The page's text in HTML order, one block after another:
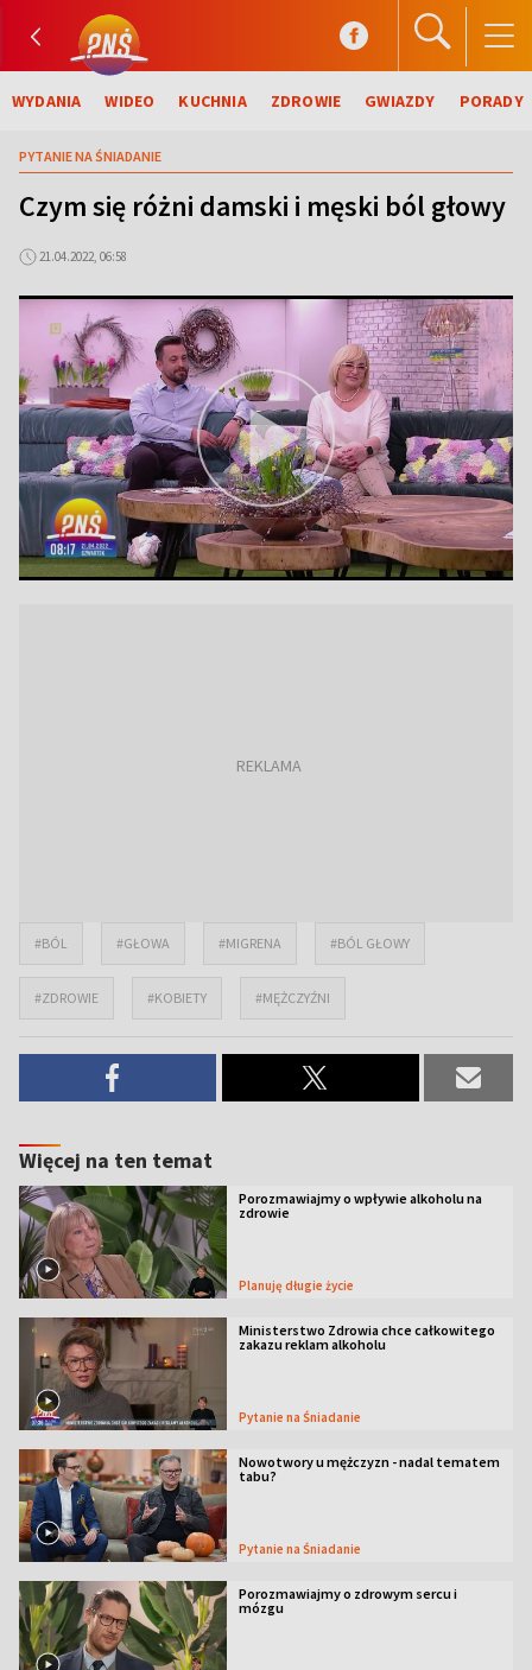
WYDANIA WIDEO KUCHNIA ZDROWIE GWIAZDY PORADY
PYTANIE NA ŚNIADANIE
Czym się różni damski i męski ból głowy
21.04.2022, 06:58
#BÓL #GŁOWA #MIGRENA #BÓL GŁOWY
#ZDROWIE #KOBIETY #MĘŻCZYŹNI
Więcej na ten temat
Porozmawiajmy o wpływie alkoholu na
zdrowie
Planuję długie życie
Ministerstwo Zdrowia chce całkowitego
zakazu reklam alkoholu
Pytanie na Śniadanie
Nowotwory u mężczyzn - nadal tematem
tabu?
Pytanie na Śniadanie
Porozmawiajmy o zdrowym sercu i
mózgu